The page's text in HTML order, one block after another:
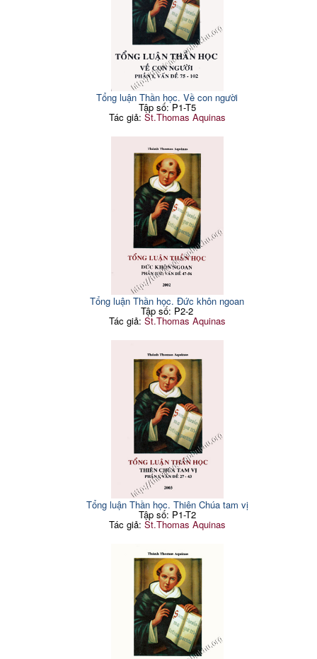
Tổng luận Thần học. Về con người
Tập số: P1-T5
Tác giả: St.Thomas Aquinas
Tổng luận Thần học. Đức khôn ngoan
Tập số: P2-2
Tác giả: St.Thomas Aquinas
Tổng luận Thần học. Thiên Chúa tam vị
Tập số: P1-T2
Tác giả: St.Thomas Aquinas